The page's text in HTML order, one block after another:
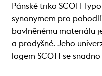
Pánské triko SCOTT
synonymem pro
bavlněnému materiálu
a prodyšné. Jeho
logem SCOTT se